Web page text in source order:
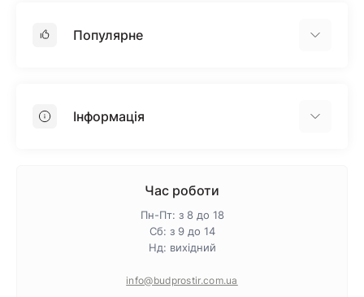
Популярне
ПінопластІнформація
Гарантія та повернення
Політика конфіденційності
Час роботи
Пн-Пт: з 8 до 18
Сб: з 9 до 14
Нд: вихідний
info@budprostir.com.ua